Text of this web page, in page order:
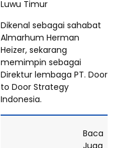
Luwu Timur
Dikenal sebagai sahabat
Almarhum Herman
Heizer, sekarang
memimpin sebagai
Direktur lembaga PT. Door
to Door Strategy
Indonesia.
Baca
Juga